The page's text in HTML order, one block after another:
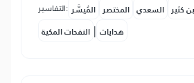
التفاسير: المُيسَّر المختصر السعدي كثير
النفحات المكية | هدايات